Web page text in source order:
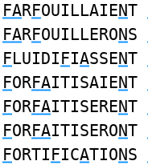
FARFOUILLAIENT
FARFOUILLERONS
FLUIDIFIASSENT
FORFAITISAIENT
FORFAITISERENT
FORFAITISERONT
FORTIFICATIONS